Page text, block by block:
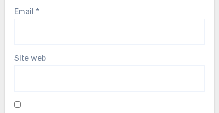
Email *
Site web